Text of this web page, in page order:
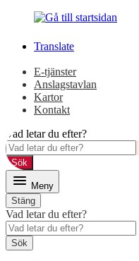
innehåll
huvudmeny
Translate
E-tjänster
Anslagstavlan
Kartor
Kontakt
Vad letar du efter?
Sök
Meny
Stäng
Vad letar du efter?
Sök